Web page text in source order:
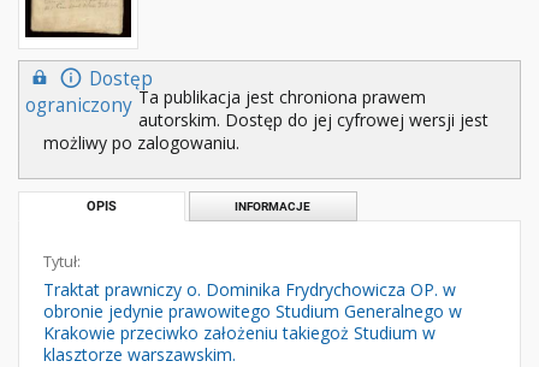
Dostęp
ograniczony Ta publikacja jest chroniona prawem
autorskim. Dostęp do jej cyfrowej wersji jest
możliwy po zalogowaniu.
OPIS INFORMACJE
Tytuł:
Traktat prawniczy o. Dominika Frydrychowicza OP. w
obronie jedynie prawowitego Studium Generalnego w
Krakowie przeciwko założeniu takiegoż Studium w
klasztorze warszawskim.